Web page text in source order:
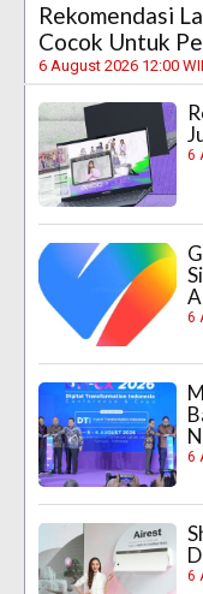
Rekomendasi
Cocok Untuk
6 August 2026 12:00
6
6
6
6